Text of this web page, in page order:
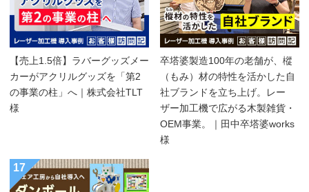
【売上1.5倍】ラバーグッズメー
カーがアクリルグッズを「第2
の事業の柱」へ｜株式会社TLT
様
卒塔婆製造100年の老舗が、樅
（もみ）材の特性を活かした自
社ブランドを立ち上げ。レー
ザー加工機で広がる木製雑貨・
OEM事業。｜田中卒塔婆works
様
17